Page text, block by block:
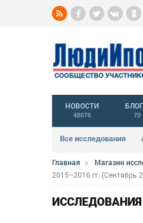
НОВОСТИ
48076 70
Все исследования
Главная Магазин
2015–2016 гг. (Сентябрь